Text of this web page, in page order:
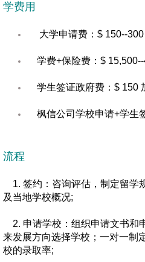
学费用
大学申请费：$ 150--
学费+保险费：$
学生签证政府费：$ 150
枫信公司学校申请+学生
流程
1. 签约：咨询评估，制定留学
及当地学校概况;
2. 申请学校：组织申请文书和
来发展方向选择学校；一对一制
校的录取率;